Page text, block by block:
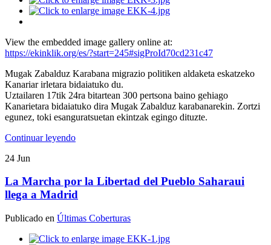
View the embedded image gallery online at:
https://ekinklik.org/es/?start=245#sigProId70cd231c47
Mugak Zabalduz Karabana migrazio politiken aldaketa eskatzeko
Kanariar irletara bidaiatuko du.
Uztailaren 17tik 24ra bitartean 300 pertsona baino gehiago
Kanarietara bidaiatuko dira Mugak Zabalduz karabanarekin. Zortzi
egunez, toki esanguratsuetan ekintzak egingo dituzte.
Continuar leyendo
24 Jun
La Marcha por la Libertad del Pueblo Saharaui
llega a Madrid
Publicado en Últimas Coberturas